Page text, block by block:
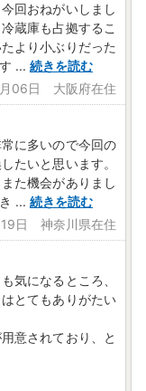
回おねがいしまし
蔵庫も占拠するこ
より小ぶりだった
... 続きを読む
06日 大阪府在住
に多いので今回の
たいと思います。
た機会がありまし
... 続きを読む
日 神奈川県在住
気になるところ、
とてもありがたい
意されており、と